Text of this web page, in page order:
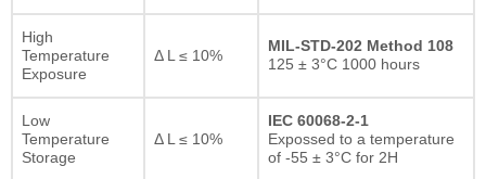
High
Temperature
Exposure
Δ L ≤ 10%
MIL-STD-202 Method 108
125 ± 3°C 1000 hours
Low
Temperature
Storage
Δ L ≤ 10%
IEC 60068-2-1
Expossed to a temperature
of -55 ± 3°C for 2H